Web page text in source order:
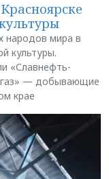
народов мира в
культуры.
«Славнефть-
— добывающие
крае